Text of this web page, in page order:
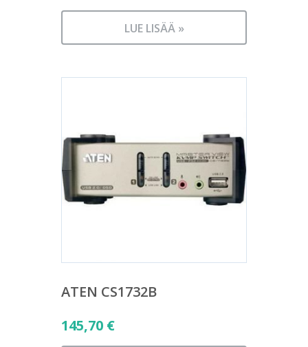
LUE LISÄÄ »
ATEN CS1732B
145,70 €